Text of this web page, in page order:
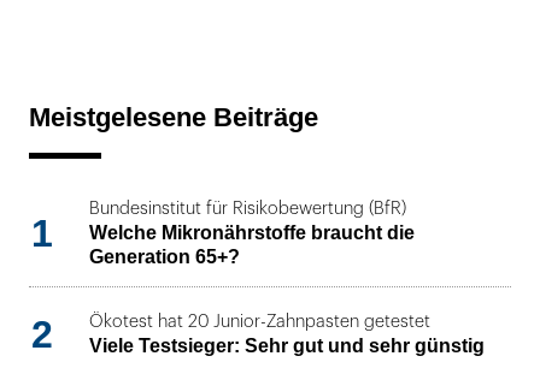
Meistgelesene Beiträge
1
Bundesinstitut für Risikobewertung (BfR)
Welche Mikronährstoffe braucht die
Generation 65+?
2 Ökotest hat 20 Junior-Zahnpasten getestet
Viele Testsieger: Sehr gut und sehr günstig